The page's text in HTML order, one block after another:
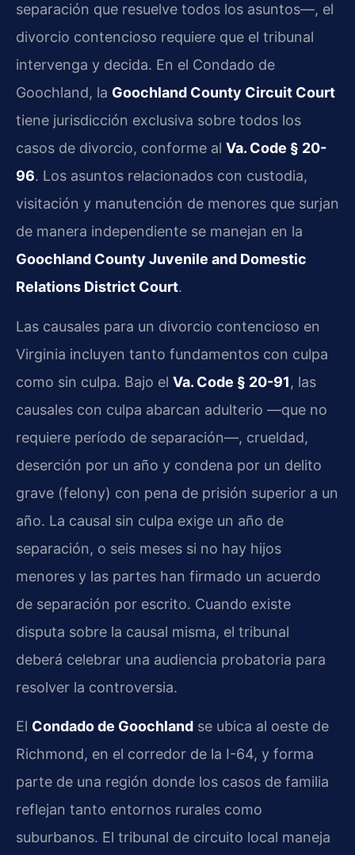
separación que resuelve todos los asuntos—, el
divorcio contencioso requiere que el tribunal
intervenga y decida. En el Condado de
Goochland, la Goochland County Circuit Court
tiene jurisdicción exclusiva sobre todos los
casos de divorcio, conforme al Va. Code § 20-
96. Los asuntos relacionados con custodia,
visitación y manutención de menores que surjan
de manera independiente se manejan en la
Goochland County Juvenile and Domestic
Relations District Court.
Las causales para un divorcio contencioso en
Virginia incluyen tanto fundamentos con culpa
como sin culpa. Bajo el Va. Code § 20-91, las
causales con culpa abarcan adulterio —que no
requiere período de separación—, crueldad,
deserción por un año y condena por un delito
grave (felony) con pena de prisión superior a un
año. La causal sin culpa exige un año de
separación, o seis meses si no hay hijos
menores y las partes han firmado un acuerdo
de separación por escrito. Cuando existe
disputa sobre la causal misma, el tribunal
deberá celebrar una audiencia probatoria para
resolver la controversia.
El Condado de Goochland se ubica al oeste de
Richmond, en el corredor de la I-64, y forma
parte de una región donde los casos de familia
reflejan tanto entornos rurales como
suburbanos. El tribunal de circuito local maneja